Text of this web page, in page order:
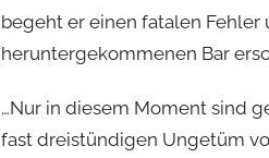
begeht er einen fatalen
heruntergekommenen Bar
…Nur in diesem Moment sind
fast dreistündigen Ungetüm